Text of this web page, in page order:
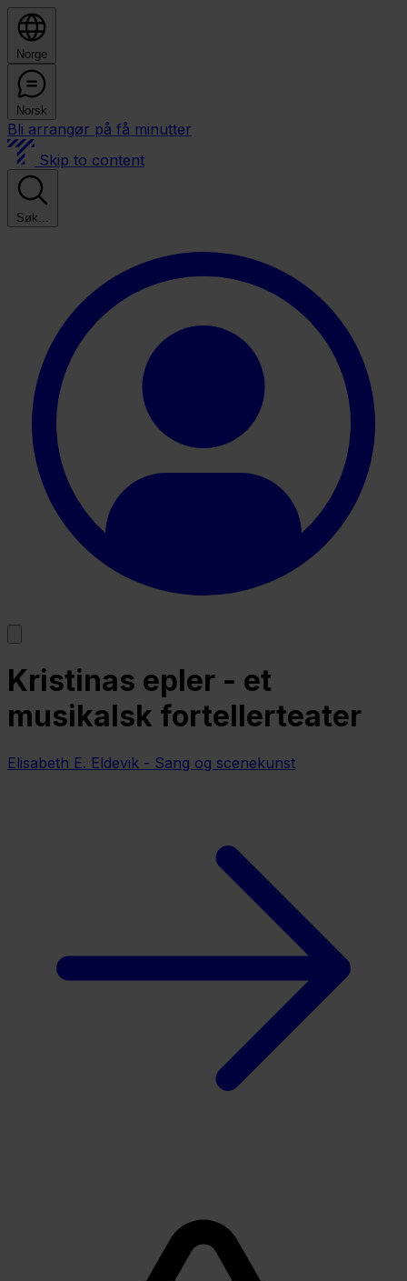
Norge
Norsk
Bli arrangør på få minutter
Skip to content
Søk...
Kristinas epler - et
musikalsk fortellerteater
Elisabeth E. Eldevik - Sang og scenekunst